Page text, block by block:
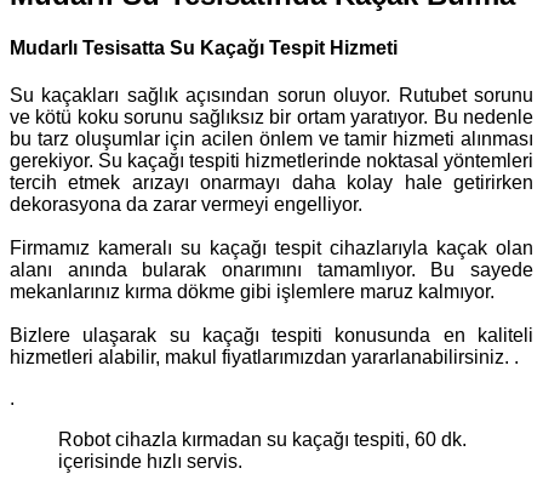
Mudarlı Tesisatta Su Kaçağı Tespit Hizmeti
Su kaçakları sağlık açısından sorun oluyor. Rutubet sorunu
ve kötü koku sorunu sağlıksız bir ortam yaratıyor. Bu nedenle
bu tarz oluşumlar için acilen önlem ve tamir hizmeti alınması
gerekiyor. Su kaçağı tespiti hizmetlerinde noktasal yöntemleri
tercih etmek arızayı onarmayı daha kolay hale getirirken
dekorasyona da zarar vermeyi engelliyor.
Firmamız kameralı su kaçağı tespit cihazlarıyla kaçak olan
alanı anında bularak onarımını tamamlıyor. Bu sayede
mekanlarınız kırma dökme gibi işlemlere maruz kalmıyor.
Bizlere ulaşarak su kaçağı tespiti konusunda en kaliteli
hizmetleri alabilir, makul fiyatlarımızdan yararlanabilirsiniz. .
.
Robot cihazla kırmadan su kaçağı tespiti, 60 dk.
içerisinde hızlı servis.